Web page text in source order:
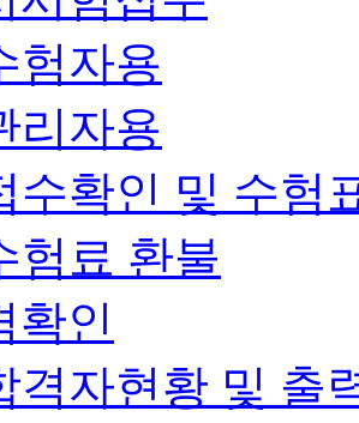
험자용
리자용
수확인 및 수험
험료 환불
확인
격자현황 및 출